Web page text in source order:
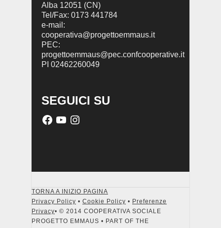
Alba 12051 (CN)
Tel/Fax: 0173 441784
e-mail:
cooperativa@progettoemmaus.it
PEC:
progettoemmaus@pec.confcooperative.it
PI 02462260049
SEGUICI SU
TORNA A INIZIO PAGINA
Privacy Policy • Cookie Policy • Preferenze
Privacy• © 2014 COOPERATIVA SOCIALE
PROGETTO EMMAUS • PART OF THE